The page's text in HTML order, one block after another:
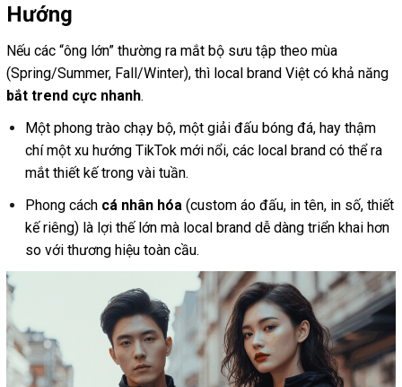
Hướng
Nếu các “ông lớn” thường ra mắt bộ sưu tập theo mùa
(Spring/Summer, Fall/Winter), thì local brand Việt có khả năng
bắt trend cực nhanh.
Một phong trào chạy bộ, một giải đấu bóng đá, hay thậm
chí một xu hướng TikTok mới nổi, các local brand có thể ra
mắt thiết kế trong vài tuần.
Phong cách cá nhân hóa(custom áo đấu, in tên, in số, thiết
kế riêng) là lợi thế lớn mà local brand dễ dàng triển khai hơn
so với thương hiệu toàn cầu.